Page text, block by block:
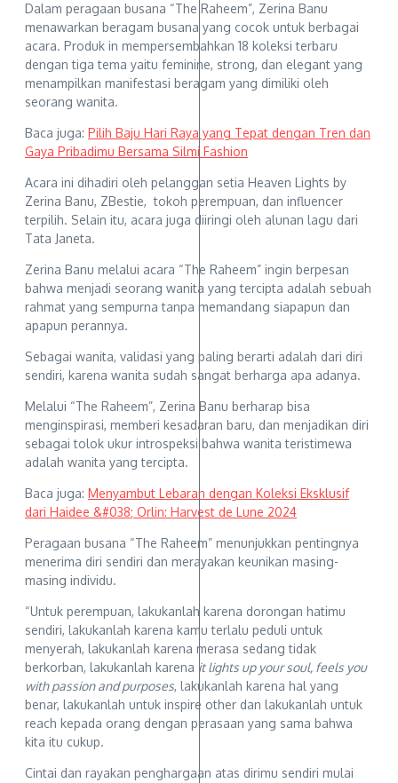
Dalam peragaan busana “The Raheem”, Zerina Banu
menawarkan beragam busana yang cocok untuk berbagai
acara. Produk in mempersembahkan 18 koleksi terbaru
dengan tiga tema yaitu feminine, strong, dan elegant yang
menampilkan manifestasi beragam yang dimiliki oleh
seorang wanita.
Baca juga: Pilih Baju Hari Raya yang Tepat dengan Tren dan
Gaya Pribadimu Bersama Silmi Fashion
Acara ini dihadiri oleh pelanggan setia Heaven Lights by
Zerina Banu, ZBestie, tokoh perempuan, dan influencer
terpilih. Selain itu, acara juga diiringi oleh alunan lagu dari
Tata Janeta.
Zerina Banu melalui acara “The Raheem” ingin berpesan
bahwa menjadi seorang wanita yang tercipta adalah sebuah
rahmat yang sempurna tanpa memandang siapapun dan
apapun perannya.
Sebagai wanita, validasi yang paling berarti adalah dari diri
sendiri, karena wanita sudah sangat berharga apa adanya.
Melalui “The Raheem”, Zerina Banu berharap bisa
menginspirasi, memberi kesadaran baru, dan menjadikan diri
sebagai tolok ukur introspeksi bahwa wanita teristimewa
adalah wanita yang tercipta.
Baca juga: Menyambut Lebaran dengan Koleksi Eksklusif
dari Haidee &#038; Orlin: Harvest de Lune 2024
Peragaan busana “The Raheem” menunjukkan pentingnya
menerima diri sendiri dan merayakan keunikan masing-
masing individu.
“Untuk perempuan, lakukanlah karena dorongan hatimu
sendiri, lakukanlah karena kamu terlalu peduli untuk
menyerah, lakukanlah karena merasa sedang tidak
berkorban, lakukanlah karena it lights up your soul, feels you
with passion and purposes, lakukanlah karena hal yang
benar, lakukanlah untuk inspire other dan lakukanlah untuk
reach kepada orang dengan perasaan yang sama bahwa
kita itu cukup.
Cintai dan rayakan penghargaan atas dirimu sendiri mulai